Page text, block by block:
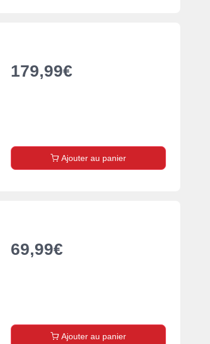
179,99€
Ajouter au panier
69,99€
Ajouter au panier